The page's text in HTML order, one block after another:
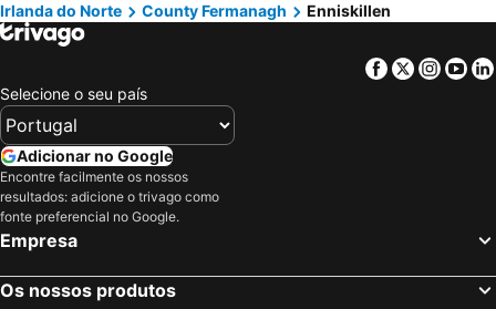
Omagh, Irlanda do Norte Hotéis
Ballybofey, Eire Hotéis
Castlebaldwin, Eire Hotéis
Belfast, Irlanda do Norte Hotéis
Derry-Londonderry, Irlanda do Norte Hotéis
Letterkenny, Eire Hotéis
Portpatrick, Escócia Hotéis
Holywood, Irlanda do Norte Hotéis
Crumlin, Irlanda do Norte Hotéis
Edimburgo, Escócia Hotéis
Liverpool, Inglaterra Hotéis
Glasgow, Escócia Hotéis
Irlanda do Norte
County Fermanagh Enniskillen
Facebook
Twitter
Selecione o seu país
Adicionar no Google
Encontre facilmente os nossos
resultados: adicione o trivago como
fonte preferencial no Google.
Empresa
Os nossos produtos